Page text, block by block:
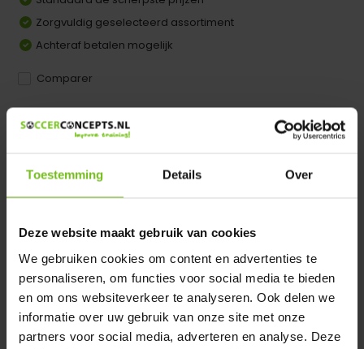
Toestemming Details Over
Deze website maakt gebruik van cookies
We gebruiken cookies om content en advertenties te
personaliseren, om functies voor social media te bieden
en om ons websiteverkeer te analyseren. Ook delen we
informatie over uw gebruik van onze site met onze
partners voor social media, adverteren en analyse. Deze
Zorgvuldig geselecteerd assortiment
Achteraf betalen mogelijk
Comparer
Dir product is beschikbaar in de volgende varianten:
We helpen u graag met meer informatie
Description du produit
Évaluations